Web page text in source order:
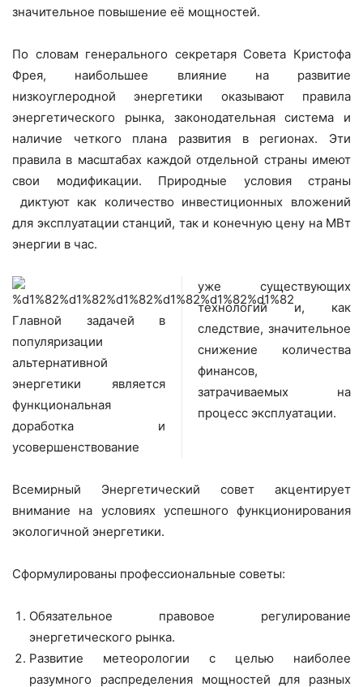
значительное повышение её мощностей.
По словам генерального секретаря Совета Кристофа
Фрея, наибольшее влияние на развитие
низкоуглеродной энергетики оказывают правила
энергетического рынка, законодательная система и
наличие четкого плана развития в регионах. Эти
правила в масштабах каждой отдельной страны имеют
свои модификации. Природные условия страны
диктуют как количество инвестиционных вложений
для эксплуатации станций, так и конечную цену на МВт
энергии в час.
Главной задачей в
популяризации
альтернативной
энергетики является
функциональная
доработка и
усовершенствование
уже существующих
технологий и, как
следствие, значительное
снижение количества
финансов,
затрачиваемых на
процесс эксплуатации.
Всемирный Энергетический совет акцентирует
внимание на условиях успешного функционирования
экологичной энергетики.
Сформулированы профессиональные советы:
Обязательное правовое регулирование
энергетического рынка.
Развитие метеорологии с целью наиболее
разумного распределения мощностей для разных